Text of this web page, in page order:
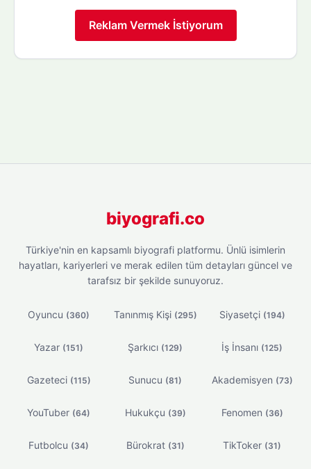
Reklam Vermek İstiyorum
biyografi.co
Türkiye'nin en kapsamlı biyografi platformu. Ünlü isimlerin
hayatları, kariyerleri ve merak edilen tüm detayları güncel ve
tarafsız bir şekilde sunuyoruz.
Oyuncu (360) Tanınmış Kişi (295) Siyasetçi (194)
Yazar (151) Şarkıcı (129) İş İnsanı (125)
Gazeteci (115) Sunucu (81) Akademisyen (73)
YouTuber (64) Hukukçu (39) Fenomen (36)
Futbolcu (34) Bürokrat (31) TikToker (31)